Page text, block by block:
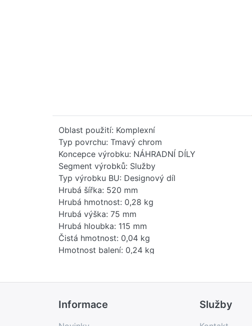
Oblast použití: Komplexní
Typ povrchu: Tmavý chrom
Koncepce výrobku: NÁHRADNÍ DÍLY
Segment výrobků: Služby
Typ výrobku BU: Designový díl
Hrubá šířka: 520 mm
Hrubá hmotnost: 0,28 kg
Hrubá výška: 75 mm
Hrubá hloubka: 115 mm
Čistá hmotnost: 0,04 kg
Hmotnost balení: 0,24 kg
Země původu: DE
Novinka: Ne
Prodejní program: Ano
Kód produktu: 74182000
Informace Služby